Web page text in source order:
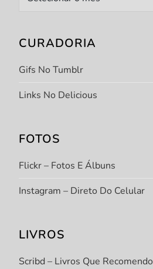
CURADORIA
Gifs No Tumblr
Links No Delicious
FOTOS
Flickr – Fotos E Álbuns
Instagram – Direto Do Celular
LIVROS
Scribd – Livros Que Recomendo